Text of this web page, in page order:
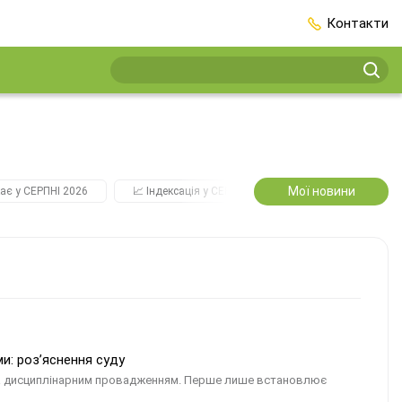
Контакти
у СЕРПНІ 2026 📈 Індексація у СЕРПНІ 2️⃣0️⃣2️⃣7️⃣ Усі
Мої новини
роз’яснення суду
дисциплінарним провадженням. Перше лише встановлює